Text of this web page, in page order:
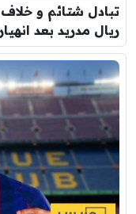
تبادل شتائم و خلاف
ريال مدريد بعد